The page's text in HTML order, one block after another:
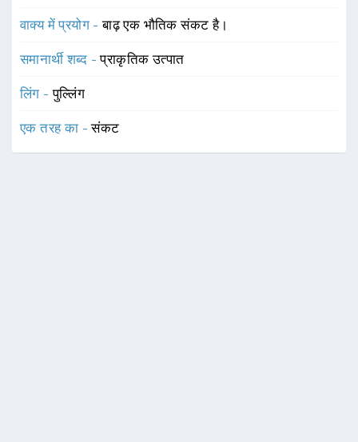
वाक्य में प्रयोग -बाढ़ एक भौतिक संकट है।
समानार्थी शब्द -प्राकृतिक उत्पात
लिंग -पुल्लिंग
एक तरह का -संकट